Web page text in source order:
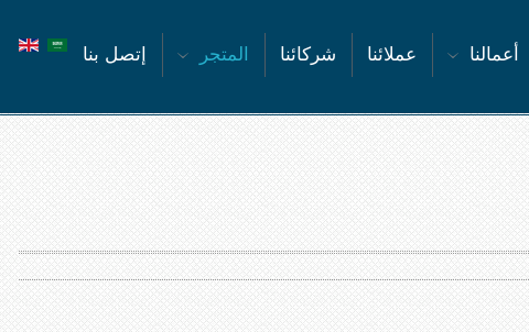
أعمالنا عملائنا شركائنا المتجر إتصل بنا